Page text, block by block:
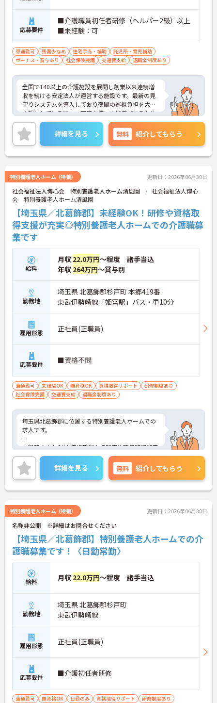
応募要件
■介護職員初任者研修（ヘルパー2級）以上
■未経験：可
車通勤可 残業少なめ 住宅手当・補助
託児所・育児補助
ボーナス・賞与あり
社会保険完備 交通費支給 退職金制度あり
全国で140以上の介護施設を展開し創業以来連続増
収を続ける安定法人が運営する施設です。最新の見
守りシステムを導入しており夜間の巡視負担を大き
く軽減しているほか、丁寧な使い方指導があるため
安心して業務を始められます。月平均残業10時間程
度、住宅手当や子供手当、1食300円の食事補助など
生活を支える福利厚生が大変充実しています。『ハ
タラクエール2023』の認証も取得しており、資格取
得支援や職種別研修制度を通じて着実なキャリアア
分に活かし、ご自身の生活も大切にしながら長期的
に活躍できるおすすめの環境です。
★おすすめPOINT★
【安定した経営基盤とキャリア支援】
・全国140以上の施設を展開し連続増収を続ける安
定法人が運営しています
・資格取得支援や職種別研修制度があり有資格者の
スキルアップを応援しています
・昇格実績もあり頑張りがしっかり評価される風通
しの良い環境です
【最新設備による負担軽減と働きやすさ】
・最新の見守りシステム導入により夜勤時の巡視の
手間を大きく軽減しています
・機器の導入にあたっては誰でも使いこなせるよう
丁寧な指導を実施しています
【生活を支える充実の福利厚生】
・住宅手当や子供手当などご家族の生活もサポート
する手当を完備しています
意しています
詳細を見る 無料 紹介してもらう
特別養護老人ホーム（特養） 更新日：2026年06月30日
社会福祉法人博心会 特別養護老人ホーム清風園
社会福祉法人博心
会 特別養護老人ホーム清風園
【埼玉県／北葛飾郡】未経験OK！研修や資格取
得支援が充実◎特別養護老人ホームでの介護職募
集です
給料
月収 22.0万円～程度 諸手当込
年収 264万円～賞与別
勤務地
埼玉県 北葛飾郡杉戸町 本郷419番
東武伊勢崎線「姫宮駅」バス・車10分
雇用形態 正社員(正職員)
応募要件 ■資格不問
車通勤可 未経験OK 無資格OK 資格取得サポート
研修制度あり
社会保険完備
交通費支給 退職金制度あり
埼玉県北葛飾郡に位置する特別養護老人ホームでの
求人です。
未経験の方もOK！資格取得支援制度や職員研修制度
もございますので、働きながら資格取得が目指せま
す。
ご興味ある方はお気軽にお問い合わせください。
詳細を見る 無料 紹介してもらう
特別養護老人ホーム（特養） 更新日：2026年06月30日
名称非公開 ※詳細はお問合せください
【埼玉県／北葛飾郡】特別養護老人ホームでの介
護職募集です！〈日勤常勤〉
給料 月収 22.0万円～程度 諸手当込
勤務地
埼玉県 北葛飾郡杉戸町
東武伊勢崎線
雇用形態 正社員(正職員)
応募要件 ■介護初任者研修
車通勤可 無資格OK 日勤のみ 資格取得サポート
研修制度あり